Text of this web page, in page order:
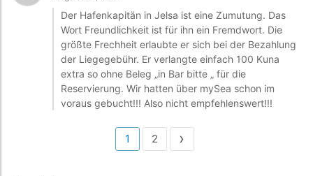
Der Hafenkapitän in Jelsa ist eine Zumutung. Das
Wort Freundlichkeit ist für ihn ein Fremdwort. Die
größte Frechheit erlaubte er sich bei der Bezahlung
der Liegegebühr. Er verlangte einfach 100 Kuna
extra so ohne Beleg „in Bar bitte „ für die
Reservierung. Wir hatten über mySea schon im
voraus gebucht!!! Also nicht empfehlenswert!!!
1 2 ›